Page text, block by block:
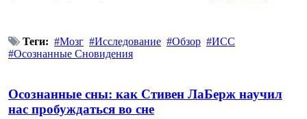
Теги: Мозг Исследование Обзор
ИСС
Осознанные Сновидения
Осознанные сны: как Стивен ЛаБерж научил
нас пробуждаться во сне